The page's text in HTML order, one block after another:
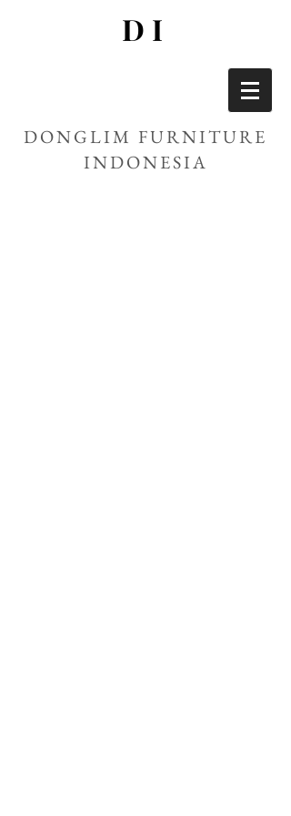
DI
DONGLIM FURNITURE
INDONESIA